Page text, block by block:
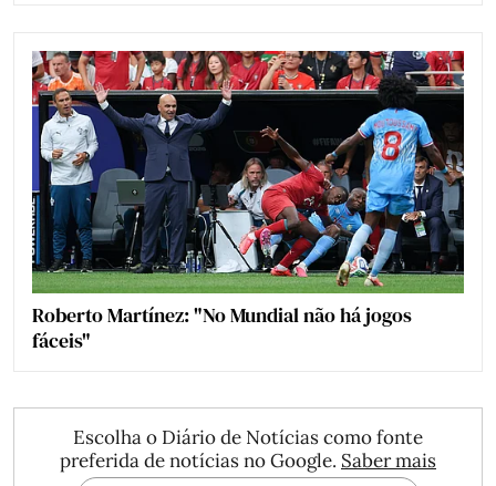
Roberto Martínez: "No Mundial não há jogos
fáceis"
Escolha o Diário de Notícias como fonte
preferida de notícias no Google. Saber mais